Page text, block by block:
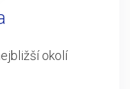
okolí